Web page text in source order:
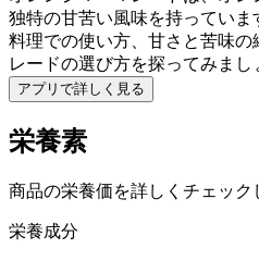
独特の甘苦い風味を持ってい
料理での使い方、甘さと苦味
レードの選び方を探ってみまし
アプリで詳しく見る
栄養素
商品の栄養価を詳しくチェック
栄養成分